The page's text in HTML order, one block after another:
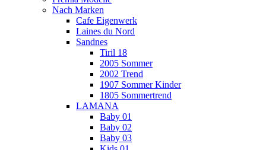
Nach Marken
Cafe Eigenwerk
Laines du Nord
Sandnes
Tiril 18
2005 Sommer
2002 Trend
1907 Sommer Kinder
1805 Sommertrend
LAMANA
Baby 01
Baby 02
Baby 03